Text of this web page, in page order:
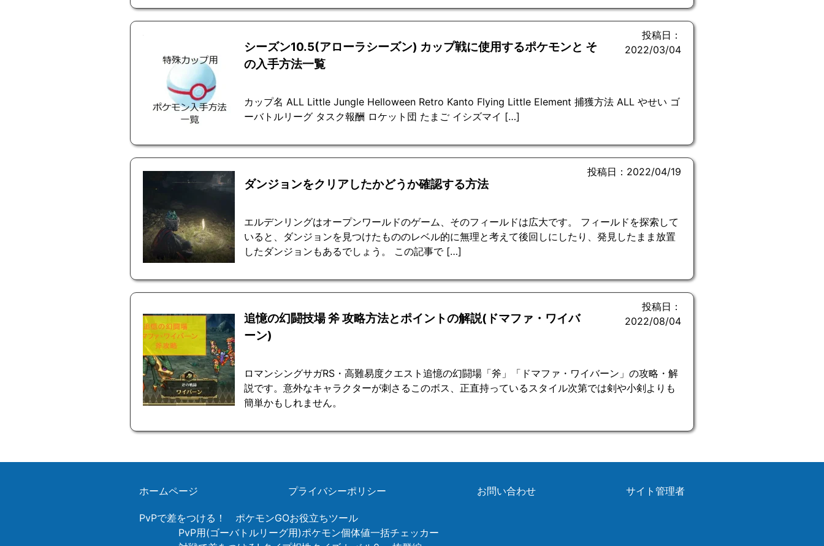
シーズン10.5(アローラシーズン) カップ戦に使用するポケモンと そ
の入手方法一覧
投稿日：
2022/03/04
カップ名 ALL Little Jungle Helloween Retro Kanto Flying Little Element 捕獲方法 ALL やせい ゴ
ーバトルリーグ タスク報酬 ロケット団 たまご イシズマイ […]
ダンジョンをクリアしたかどうか確認する方法
投稿日：2022/04/19
エルデンリングはオープンワールドのゲーム、そのフィールドは広大です。 フィールドを探索して
いると、ダンジョンを見つけたもののレベル的に無理と考えて後回しにしたり、発見したまま放置
したダンジョンもあるでしょう。 この記事で […]
追憶の幻闘技場 斧 攻略方法とポイントの解説(ドマファ・ワイバ
ーン)
投稿日：
2022/08/04
ロマンシングサガRS・高難易度クエスト追憶の幻闘場「斧」「ドマファ・ワイバーン」の攻略・解
説です。意外なキャラクターが刺さるこのボス、正直持っているスタイル次第では剣や小剣よりも
簡単かもしれません。
ホームページ プライバシーポリシー お問い合わせ サイト管理者
PvPで差をつける！ ポケモンGOお役立ちツール
PvP用(ゴーバトルリーグ用)ポケモン個体値一括チェッカー